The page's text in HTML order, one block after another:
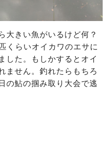
大きい魚がいるけど何？
くらいオイカワのエサに
した。もしかするとオイ
ません。釣れたらもちろ
の鮎の掴み取り大会で逃